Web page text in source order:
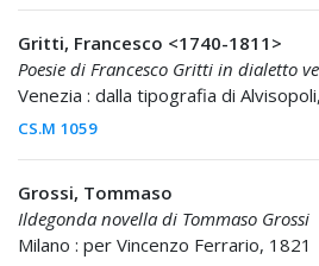
Gritti, Francesco <1740-1811>
Poesie di Francesco Gritti in dialetto
Venezia : dalla tipografia di
CS.M 1059
Grossi, Tommaso
Ildegonda novella di Tommaso Grossi
Milano : per Vincenzo Ferrario, 1821